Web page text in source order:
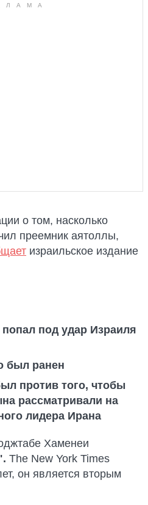
о том, насколько
преемник аятоллы,
израильское издание
под удар Израиля
был ранен
против того, чтобы
рассматривали на
лидера Ирана
Хаменеи
The New York Times
он является вторым